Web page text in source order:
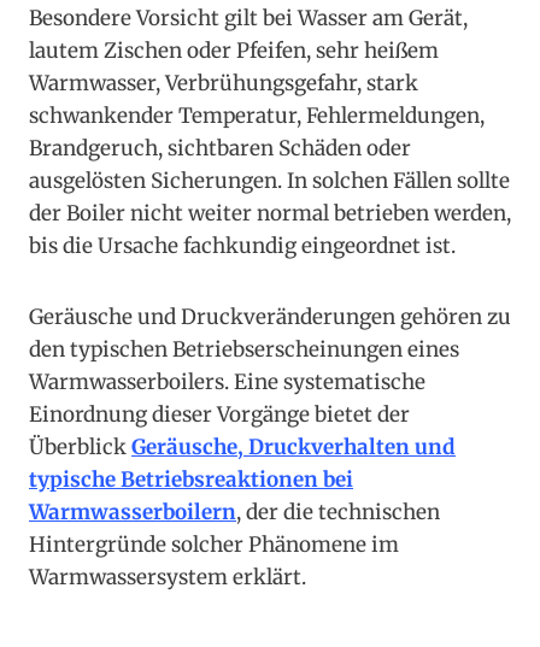
Besondere Vorsicht gilt bei Wasser am Gerät,
lautem Zischen oder Pfeifen, sehr heißem
Warmwasser, Verbrühungsgefahr, stark
schwankender Temperatur, Fehlermeldungen,
Brandgeruch, sichtbaren Schäden oder
ausgelösten Sicherungen. In solchen Fällen sollte
der Boiler nicht weiter normal betrieben werden,
bis die Ursache fachkundig eingeordnet ist.
Geräusche und Druckveränderungen gehören zu
den typischen Betriebserscheinungen eines
Warmwasserboilers. Eine systematische
Einordnung dieser Vorgänge bietet der
ÜberblickGeräusche, Druckverhalten und
typische Betriebsreaktionen bei
Warmwasserboilern, der die technischen
Hintergründe solcher Phänomene im
Warmwassersystem erklärt.